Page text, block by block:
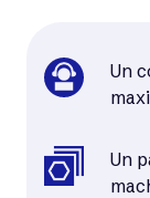
Un
Un